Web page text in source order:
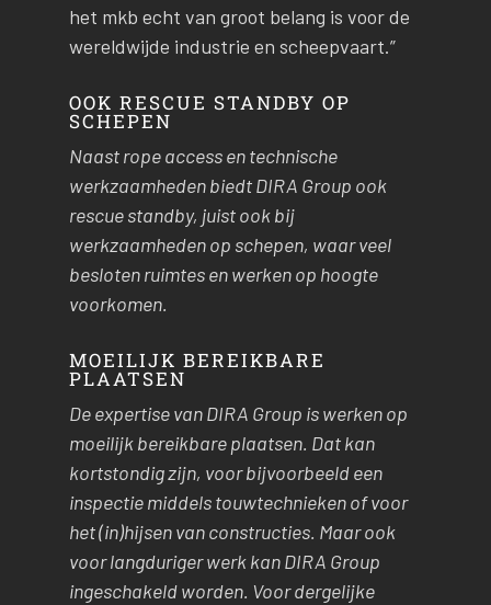
het mkb echt van groot belang is voor de
wereldwijde industrie en scheepvaart.”
OOK RESCUE STANDBY OP
SCHEPEN
Naast rope access en technische
werkzaamheden biedt DIRA Group ook
rescue standby, juist ook bij
werkzaamheden op schepen, waar veel
besloten ruimtes en werken op hoogte
voorkomen.
MOEILIJK BEREIKBARE
PLAATSEN
De expertise van DIRA Group is werken op
moeilijk bereikbare plaatsen. Dat kan
kortstondig zijn, voor bijvoorbeeld een
inspectie middels touwtechnieken of voor
het (in)hijsen van constructies. Maar ook
voor langduriger werk kan DIRA Group
ingeschakeld worden. Voor dergelijke